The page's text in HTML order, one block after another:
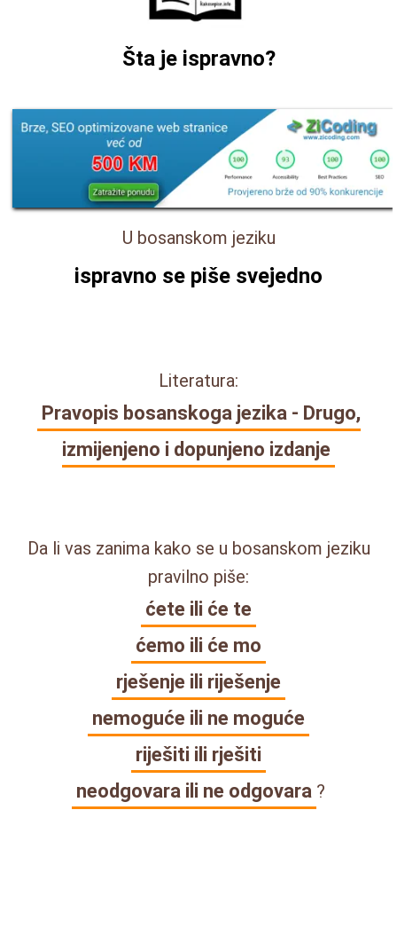
Šta je ispravno?
U bosanskom jeziku
ispravno se piše svejedno
Literatura:
Pravopis bosanskoga jezika - Drugo,
izmijenjeno i dopunjeno izdanje
Da li vas zanima kako se u bosanskom jeziku
pravilno piše:
ćete ili će te
ćemo ili će mo
rješenje ili riješenje
nemoguće ili ne moguće
riješiti ili rješiti
neodgovara ili ne odgovara ?